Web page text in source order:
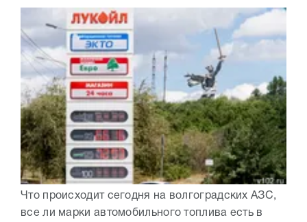
Что происходит сегодня на волгоградских АЗС,
все ли марки автомобильного топлива есть в